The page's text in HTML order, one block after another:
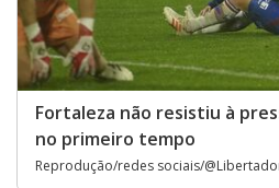
Fortaleza não resistiu à
no primeiro tempo
Reprodução/redes sociais/